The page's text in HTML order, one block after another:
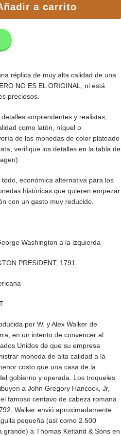
a carrito
réplica de muy alta calidad de una
NO ES EL ORIGINAL, ni está
preciosos.
sorprendentes y realistas,
como latón, níquel o
de las monedas de color plateado
verifique los detalles en la tabla de
económica alternativa para los
históricas que quieren empezar
con un gasto muy reducido.
Washington a la izquierda
PRESIDENT, 1791
por W. y Alex Walker de
en un intento de convencer al
Unidos de que su empresa
moneda de alta calidad a la
costo que una casa de la
gobierno y operada. Los troqueles
a John Gregory Hancock, Jr,
famoso centavo de cabeza romana
Walker envió aproximadamente
pequeña (así como 2.500
grande) a Thomas Ketland & Sons en